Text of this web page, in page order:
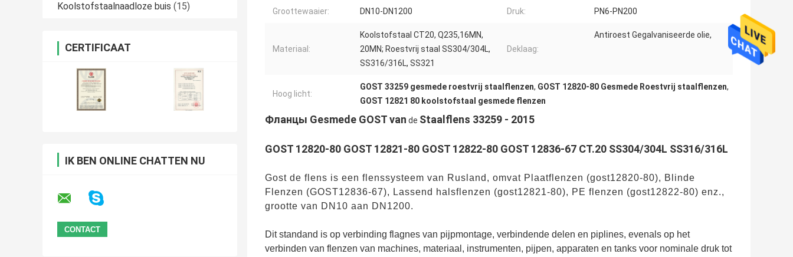
Koolstofstaalnaadloze buis (15)
CERTIFICAAT
IK BEN ONLINE CHATTEN NU
Groottewaaier: DN10-DN1200 Druk: PN6-PN200
Materiaal:
Koolstofstaal CT20, Q235,16MN,
20MN; Roestvrij staal SS304/304L,
SS316/316L, SS321
Deklaag:
Antiroest Gegalvaniseerde olie,
Hoog licht:
GOST 33259 gesmede roestvrij staalflenzen, GOST 12820-80 Gesmede Roestvrij staalflenzen,
GOST 12821 80 koolstofstaal gesmede flenzen
Фланцы Gesmede GOST van de Staalflens 33259 - 2015
GOST 12820-80 GOST 12821-80 GOST 12822-80 GOST 12836-67 CT.20 SS304/304L SS316/316L
Gost de flens is een flenssysteem van Rusland, omvat Plaatflenzen (gost12820-80), Blinde
Flenzen (GOST12836-67), Lassend halsflenzen (gost12821-80), PE flenzen (gost12822-80) enz.,
grootte van DN10 aan DN1200.
Dit standand is op verbinding flagnes van pijpmontage, verbindende delen en piplines, evenals op het
verbinden van flenzen van machines, materiaal, instrumenten, pijpen, apparaten en tanks voor nominale druk tot